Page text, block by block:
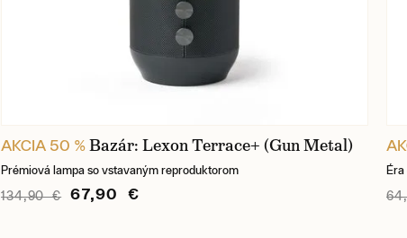
AKCIA 50 %Bazár: Lexon Terrace+ (Gun Metal)
Prémiová lampa so vstavaným reproduktorom
134,90 € 67,90 €